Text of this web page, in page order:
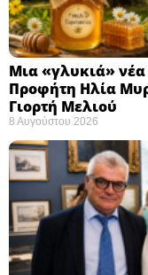
Μια «γλυκιά»
Προφήτη Ηλία
Γιορτή Μελιού
8 Αυγούστου 2026